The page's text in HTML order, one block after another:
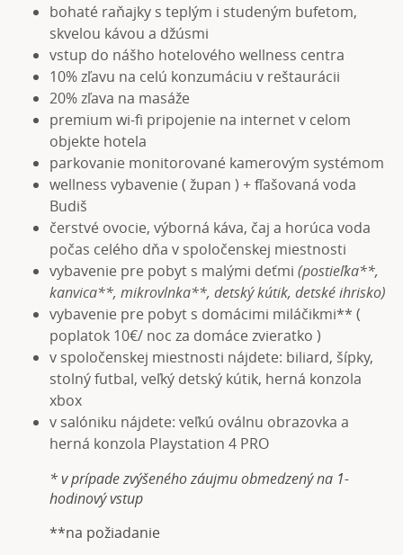
bohaté raňajky s teplým i studeným bufetom,
skvelou kávou a džúsmi
vstup do nášho hotelového wellness centra
10% zľavu na celú konzumáciu v reštaurácii
20% zľava na masáže
premium wi-fi pripojenie na internet v celom
objekte hotela
parkovanie monitorované kamerovým systémom
wellness vybavenie ( župan ) + fľašovaná voda
Budiš
čerstvé ovocie, výborná káva, čaj a horúca voda
počas celého dňa v spoločenskej miestnosti
vybavenie pre pobyt s malými deťmi (postieľka**,
kanvica**, mikrovlnka**, detský kútik, detské ihrisko)
vybavenie pre pobyt s domácimi miláčikmi** (
poplatok 10€/ noc za domáce zvieratko )
v spoločenskej miestnosti nájdete: biliard, šípky,
stolný futbal, veľký detský kútik, herná konzola
xbox
v salóniku nájdete: veľkú oválnu obrazovka a
herná konzola Playstation 4 PRO
* v prípade zvýšeného záujmu obmedzený na 1-
hodinový vstup
**na požiadanie